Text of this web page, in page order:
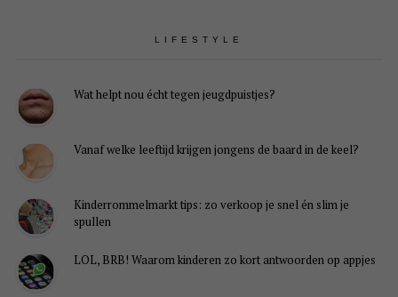
LIFESTYLE
Wat helpt nou écht tegen jeugdpuistjes?
Vanaf welke leeftijd krijgen jongens de baard in de keel?
Kinderrommelmarkt tips: zo verkoop je snel én slim je
spullen
LOL, BRB! Waarom kinderen zo kort antwoorden op appjes